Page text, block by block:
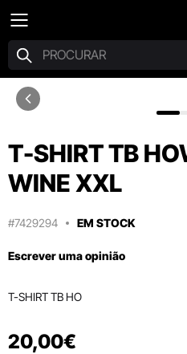
T-SHIRT TB
WINE XXL
#7429294 EM STOCK
Escrever uma opinião
T-SHIRT TB HO
20,00€